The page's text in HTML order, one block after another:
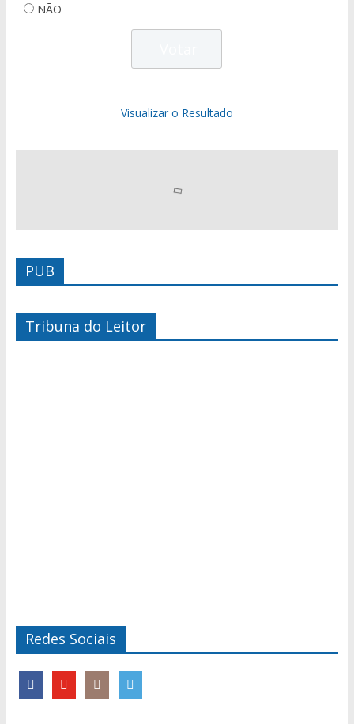
NÃO
Visualizar o Resultado
PUB
Tribuna do Leitor
Redes Sociais